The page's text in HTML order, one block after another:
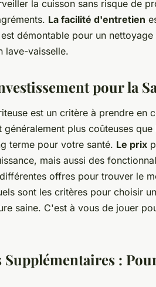
la cuisson sans risque de
La facilité d'entretien
démontable pour un
lave-vaisselle.
pour la
est un critère à prendre en
plus coûteuses
terme pour votre santé. Le prix
mais aussi des
offres pour trouver le
sont les critères pour choisir
saine. C'est à vous de jouer
Supplémentaires :